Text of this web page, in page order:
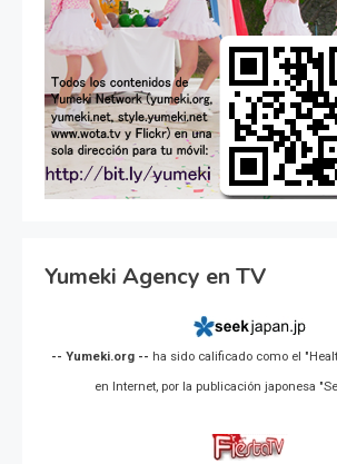
Yumeki Agency en TV
-- Yumeki.org -- ha sido calificado como el
en Internet, por la publicación japonesa